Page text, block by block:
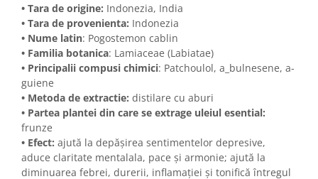
• Tara de origine: Indonezia, India
• Tara de provenienta: Indonezia
• Nume latin: Pogostemon cablin
• Familia botanica: Lamiaceae (Labiatae)
• Principalii compusi chimici: Patchoulol, a_bulnesene, a-
guiene
• Metoda de extractie: distilare cu aburi
• Partea plantei din care se extrage uleiul esential:
frunze
• Efect: ajută la depășirea sentimentelor depresive,
aduce claritate mentalala, pace și armonie; ajută la
diminuarea febrei, durerii, inflamației și tonifică întregul